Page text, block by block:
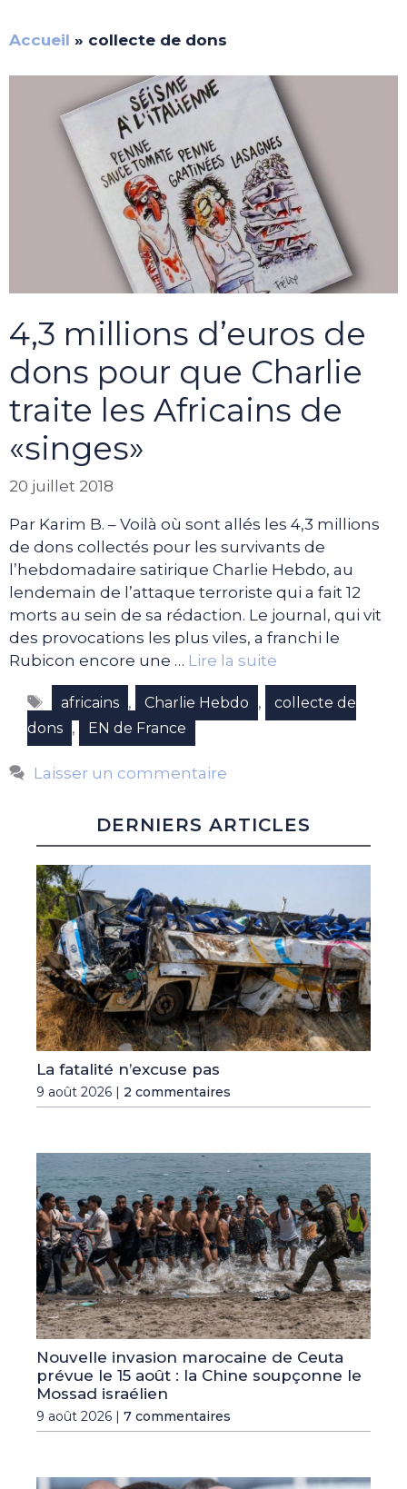
Accueil » collecte de dons
4,3 millions d’euros de
dons pour que Charlie
traite les Africains de
«singes»
20 juillet 2018
Par Karim B. – Voilà où sont allés les 4,3 millions
de dons collectés pour les survivants de
l’hebdomadaire satirique Charlie Hebdo, au
lendemain de l’attaque terroriste qui a fait 12
morts au sein de sa rédaction. Le journal, qui vit
des provocations les plus viles, a franchi le
Rubicon encore une … Lire la suite
Étiquettes
africains , Charlie Hebdo ,
collecte de
dons , EN de France
Laisser un commentaire
DERNIERS ARTICLES
La fatalité n’excuse pas
9 août 2026 | 2 commentaires
Nouvelle invasion marocaine de Ceuta
prévue le 15 août : la Chine soupçonne le
Mossad israélien
9 août 2026 | 7 commentaires